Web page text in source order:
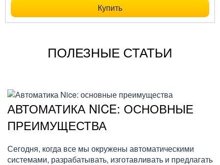
Купить
ПОЛЕЗНЫЕ СТАТЬИ
АВТОМАТИКА NICE: ОСНОВНЫЕ
ПРЕИМУЩЕСТВА
Сегодня, когда все мы окружены автоматическими
системами, разрабатывать, изготавливать и предлагать